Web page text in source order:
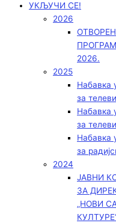
УКЉУЧИ СЕ!
2026
2026.
2025
Набавка
за
Набавка
за
Набавка
за
2024
ЈАВНИ
ЗА
„НОВИ